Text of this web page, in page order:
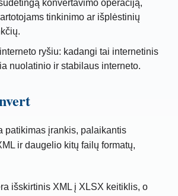
konvertavimo operaciją,
tinkinimo ar išplėstinių
ryšiu: kadangi tai internetinis
nuolatinio ir stabilaus interneto.
patikimas įrankis, palaikantis
ir daugelio kitų failų formatų,
išskirtinis XML į XLSX keitiklis, o